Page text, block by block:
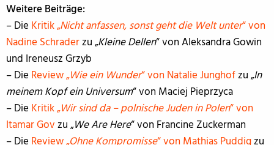
Weitere Beiträge:
– Die Kritik „Nicht anfassen, sonst geht die Welt unter“ von
Nadine Schraderzu „Kleine Dellen“ von Aleksandra Gowin
und Ireneusz Grzyb
– Die Review „Wie ein Wunder“ von Natalie Junghofzu „In
meinem Kopf ein Universum“ von Maciej Pieprzyca
– Die Kritik „Wir sind da – polnische Juden in Polen“ von
Itamar Govzu „We Are Here“ von Francine Zuckerman
– Die Review „Ohne Kompromisse“ von Mathias Puddigzu